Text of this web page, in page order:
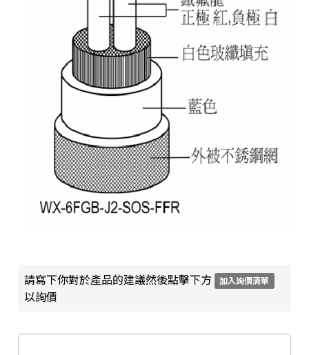
請寫下你對於產品的建議然後點擊下方 加入詢價清單
以詢價